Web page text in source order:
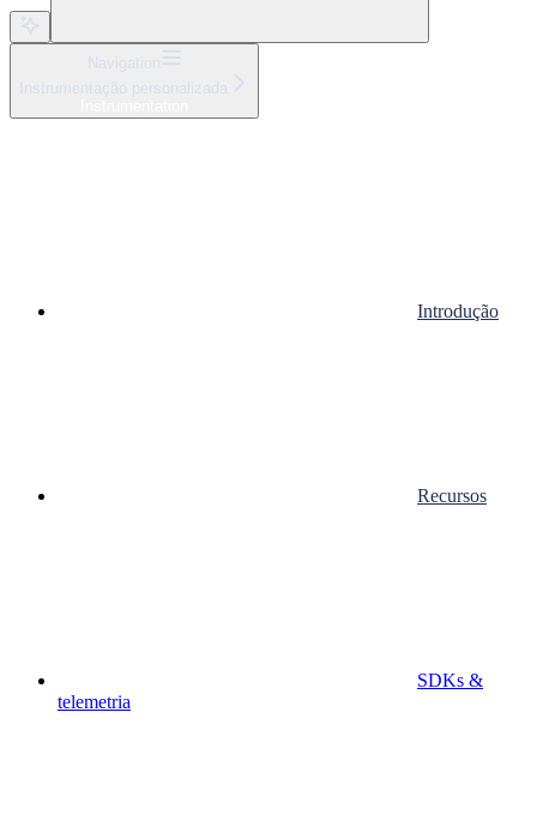
Introdução
Recursos
SDKs &
telemetria